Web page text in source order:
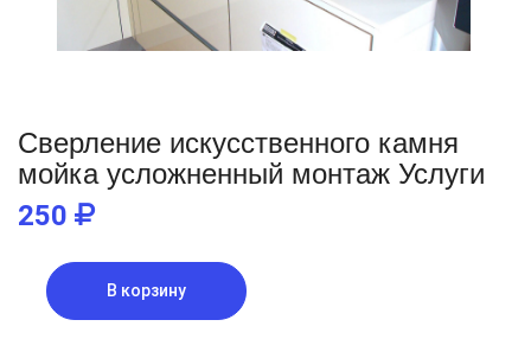
Сверление искусственного камня
мойка усложненный монтаж Услуги
250
В корзину